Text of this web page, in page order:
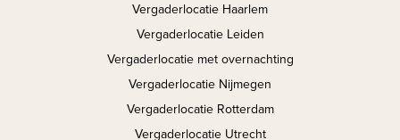
Vergaderlocatie Haarlem
Vergaderlocatie Leiden
Vergaderlocatie met overnachting
Vergaderlocatie Nijmegen
Vergaderlocatie Rotterdam
Vergaderlocatie Utrecht